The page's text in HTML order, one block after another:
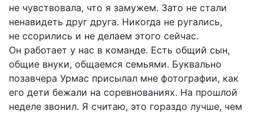
не чувствовала, что я замужем. Зато не стали
ненавидеть друг друга. Никогда не ругались,
не ссорились и не делаем этого сейчас.
Он работает у нас в команде. Есть общий сын,
общие внуки, общаемся семьями. Буквально
позавчера Урмас присылал мне фотографии, как
его дети бежали на соревнованиях. На прошлой
неделе звонил. Я считаю, это гораздо лучше, чем